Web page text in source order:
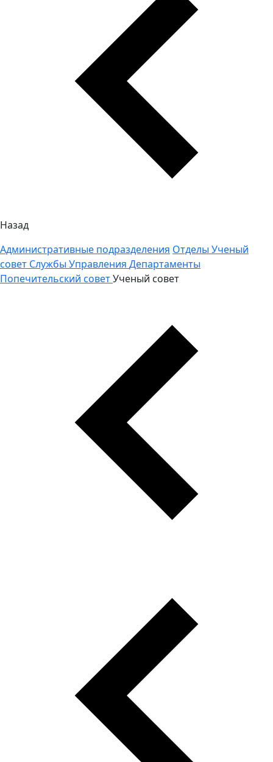
Назад
Административные подразделения Отделы Ученый
совет Службы Управления Департаменты
Попечительский советУченый совет